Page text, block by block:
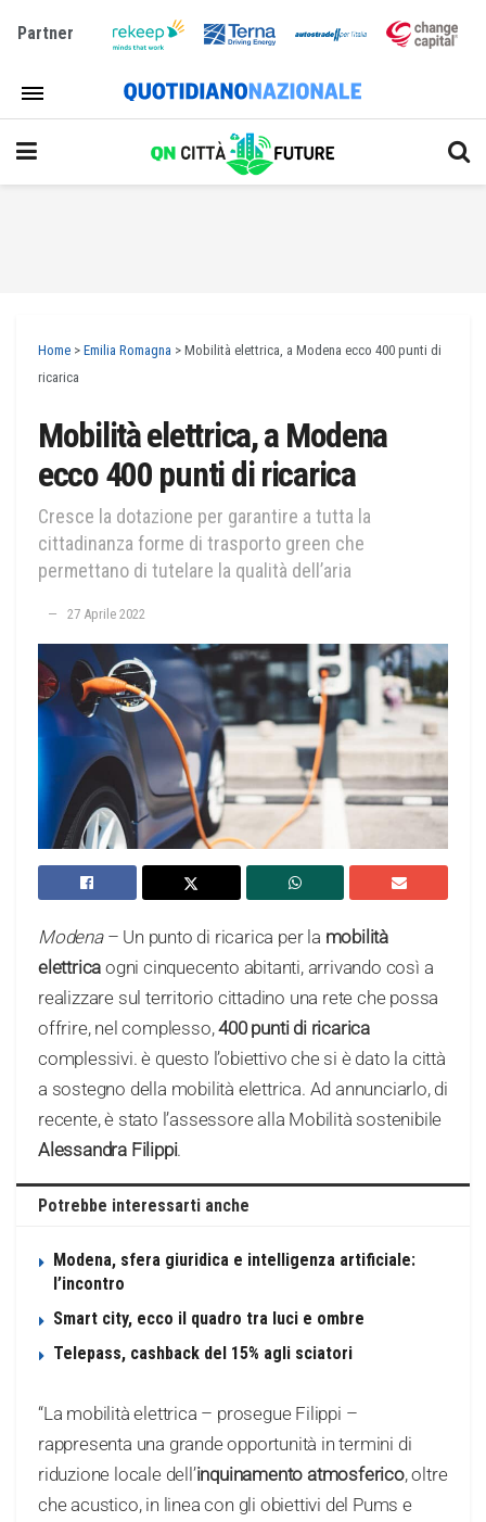
Partner
Home > Emilia Romagna > Mobilità elettrica, a Modena ecco 400 punti di
ricarica
Mobilità elettrica, a Modena
ecco 400 punti di ricarica
Cresce la dotazione per garantire a tutta la
cittadinanza forme di trasporto green che
permettano di tutelare la qualità dell’aria
27 Aprile 2022
Modena– Un punto di ricarica per la mobilità
elettrica ogni cinquecento abitanti, arrivando così a
realizzare sul territorio cittadino una rete che possa
offrire, nel complesso,400 punti di ricarica
complessivi. è questo l’obiettivo che si è dato la città
a sostegno della mobilità elettrica. Ad annunciarlo, di
recente, è stato l’assessore alla Mobilità sostenibile
Alessandra Filippi.
Potrebbe interessarti anche
Modena, sfera giuridica e intelligenza artificiale:
l’incontro
Smart city, ecco il quadro tra luci e ombre
Telepass, cashback del 15% agli sciatori
“La mobilità elettrica – prosegue Filippi –
rappresenta una grande opportunità in termini di
riduzione locale dell’inquinamento atmosferico, oltre
che acustico, in linea con gli obiettivi del Pums e